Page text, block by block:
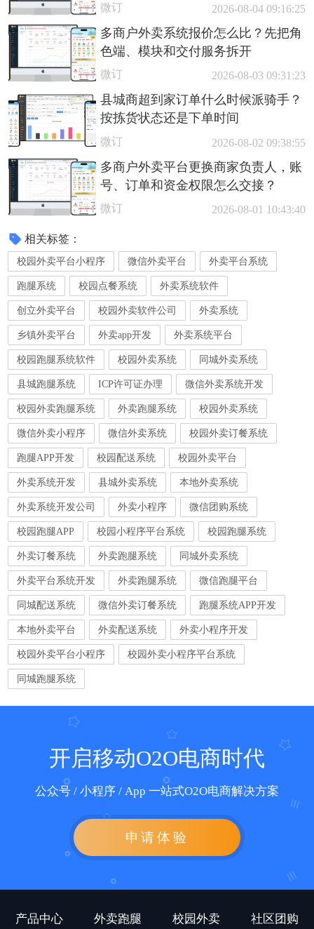
微订 2026-08-04 09:16:25
多商户外卖系统报价怎么比？先把角
色端、模块和交付服务拆开
微订 2026-08-03 09:31:23
县城商超到家订单什么时候派骑手？
按拣货状态还是下单时间
微订 2026-08-02 09:38:55
多商户外卖平台更换商家负责人，账
号、订单和资金权限怎么交接？
微订 2026-08-01 10:43:40
相关标签：
校园外卖平台小程序 微信外卖平台 外卖平台系统
跑腿系统 校园点餐系统 外卖系统软件
创立外卖平台 校园外卖软件公司 外卖系统
乡镇外卖平台 外卖app开发 外卖系统平台
校园跑腿系统软件 校园外卖系统 同城外卖系统
县城跑腿系统 ICP许可证办理 微信外卖系统开发
校园外卖跑腿系统 外卖跑腿系统 校园外卖系统
微信外卖小程序 微信外卖系统 校园外卖订餐系统
跑腿APP开发 校园配送系统 校园外卖平台
外卖系统开发 县城外卖系统 本地外卖系统
外卖系统开发公司 外卖小程序 微信团购系统
校园跑腿APP 校园小程序平台系统 校园跑腿系统
外卖订餐系统 外卖跑腿系统 同城外卖系统
外卖平台系统开发 外卖跑腿系统 微信跑腿平台
同城配送系统 微信外卖订餐系统 跑腿系统APP开发
本地外卖平台 外卖配送系统 外卖小程序开发
校园外卖平台小程序 校园外卖小程序平台系统
同城跑腿系统
开启移动O2O电商时代
公众号 / 小程序 / App 一站式O2O电商解决方案
申请体验
产品中心 外卖跑腿 校园外卖 社区团购